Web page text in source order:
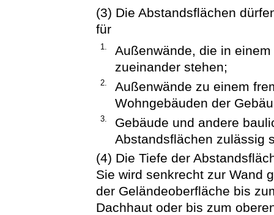
(3) Die Abstandsflächen
für
1.
Außenwände, die in
zueinander stehen;
2.
Außenwände zu einem
Wohngebäuden der
3.
Gebäude und andere
Abstandsflächen zulässig
(4) Die Tiefe der
Sie wird senkrecht zur Wand
der Geländeoberfläche bis
Dachhaut oder bis zum